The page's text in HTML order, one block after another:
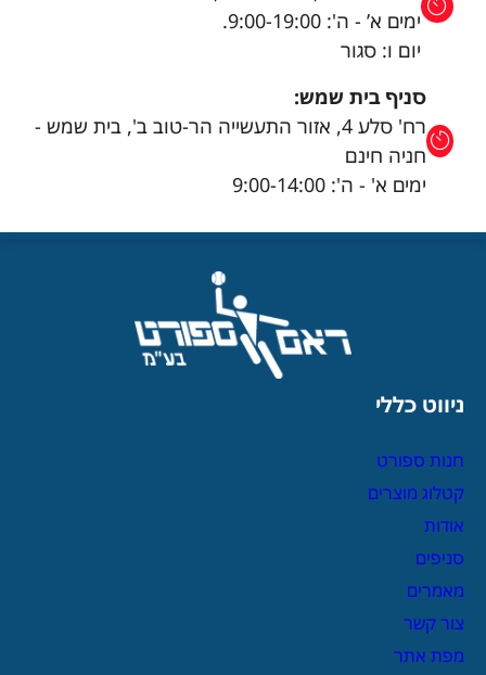
ימים א’ - ה': 9:00-19:00.
יום ו: סגור
סניף בית שמש:
רח' סלע 4, אזור התעשייה הר-טוב ב', בית שמש -
חניה חינם
ימים א' - ה': 9:00-14:00
ניווט כללי
חנות ספורט
קטלוג מוצרים
אודות
סניפים
מאמרים
צור קשר
מפת אתר